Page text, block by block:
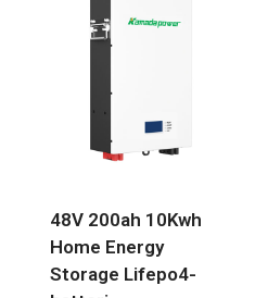
48V 200ah 10Kwh
Home Energy
Storage Lifepo4-